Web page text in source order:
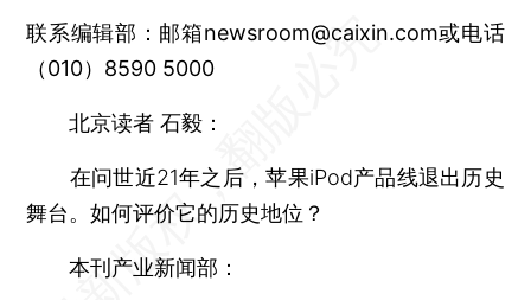
联系编辑部：邮箱newsroom@caixin.com或电话
（010）8590 5000
北京读者 石毅：
在问世近21年之后，苹果iPod产品线退出历史
舞台。如何评价它的历史地位？
本刊产业新闻部：